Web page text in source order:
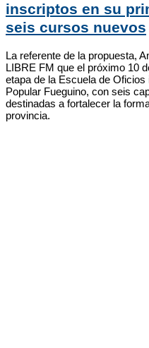
inscriptos en su
seis cursos nuevos
La referente de la propuesta,
LIBRE FM que el próximo 10
etapa de la Escuela de
Popular Fueguino, con seis
destinadas a fortalecer la
provincia.